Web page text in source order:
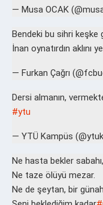
— Musa OCAK
Bendeki bu sihri keşke
İnan oynatırdın aklını
— Furkan Çağrı
Dersi almanın,
#ytu
— YTÜ Kampüs
Ne hasta bekler sabahı,
Ne taze ölüyü mezar.
Ne de şeytan, bir